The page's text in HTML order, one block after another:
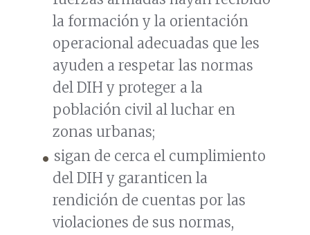
la formación y la orientación
operacional adecuadas que les
ayuden a respetar las normas
del DIH y proteger a la
población civil al luchar en
zonas urbanas;
sigan de cerca el cumplimiento
del DIH y garanticen la
rendición de cuentas por las
violaciones de sus normas,